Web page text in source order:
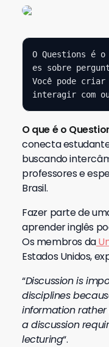
O Questions é
es sobre
Você pode
interagir com
O que é o
conecta
buscando
professores e
Brasil.
Fazer parte de
aprender inglês
Os membros da
Estados Unidos,
“Discussion is
disciplines
information
a discussion
lecturing“.